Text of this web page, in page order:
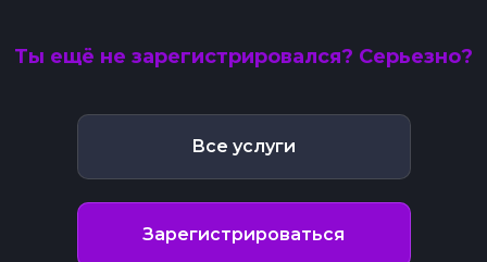
Ты ещё не зарегистрировался? Серьезно?
Все услуги
Зарегистрироваться